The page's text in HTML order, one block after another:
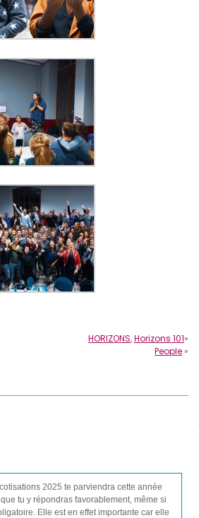
HORIZONS,Horizons 101»
People »
2025 te parviendra cette année
tu y répondras favorablement, même si
Elle est en effet importante car elle